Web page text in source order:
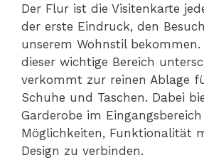
Der Flur ist die Visitenkarte
der erste Eindruck, den
unserem Wohnstil
dieser wichtige Bereich
verkommt zur reinen Ablage
Schuhe und Taschen. Dabei
Garderobe im
Möglichkeiten, Funktionalität
Design zu verbinden.